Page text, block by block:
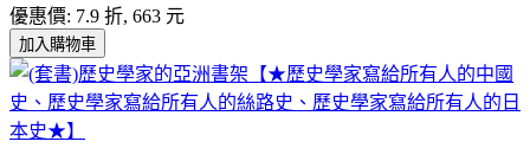
優惠價: 7.9 折, 663 元
加入購物車